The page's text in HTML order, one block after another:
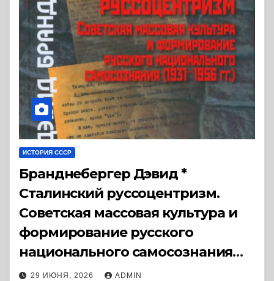
ИСТОРИЯ СССР
Бранднебергер Дэвид *
Сталинский руссоцентризм.
Советская массовая культура и
формирование русского
национального самосознания
(1931-1956 гг.) (2017) * Книга
29 ИЮНЯ, 2026 ADMIN